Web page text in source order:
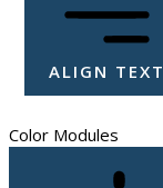
ALIGN TEXT
Color Modules